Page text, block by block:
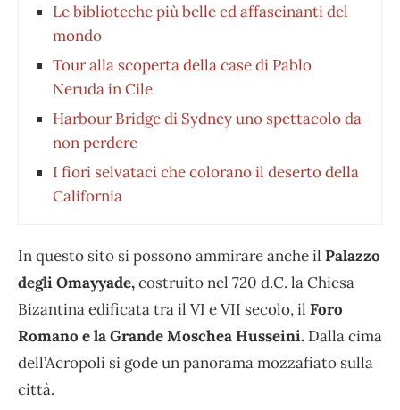
Le biblioteche più belle ed affascinanti del
mondo
Tour alla scoperta della case di Pablo
Neruda in Cile
Harbour Bridge di Sydney uno spettacolo da
non perdere
I fiori selvataci che colorano il deserto della
California
In questo sito si possono ammirare anche il Palazzo
degli Omayyade,costruito nel 720 d.C. la Chiesa
Bizantina edificata tra il VI e VII secolo, il Foro
Romano e la Grande Moschea Husseini. Dalla cima
dell’Acropoli si gode un panorama mozzafiato sulla
città.